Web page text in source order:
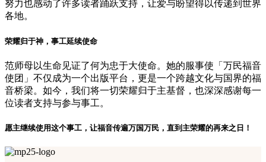
努力也感动了许多读者踊跃支持，让爱与盼望得以传递到世界
各地。
荣耀归于神，事工延续使命
范师母以生命见证了何为忠于大使命。她的服事使「万民福音
使团」不仅成为一个出版平台，更是一个跨越文化与国界的福
音桥梁。如今，我们将一切荣耀归于主基督，也深深感谢每一
位读者支持与参与事工。
愿主继续使用这个事工，让福音传遍万国万民，直到主荣耀的再来之日！